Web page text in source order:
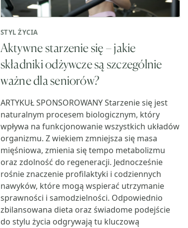
STYL ŻYCIA
Aktywne starzenie się – jakie
składniki odżywcze są szczególnie
ważne dla seniorów?
ARTYKUŁ SPONSOROWANY Starzenie się jest
naturalnym procesem biologicznym, który
wpływa na funkcjonowanie wszystkich układów
organizmu. Z wiekiem zmniejsza się masa
mięśniowa, zmienia się tempo metabolizmu
oraz zdolność do regeneracji. Jednocześnie
rośnie znaczenie profilaktyki i codziennych
nawyków, które mogą wspierać utrzymanie
sprawności i samodzielności. Odpowiednio
zbilansowana dieta oraz świadome podejście
do stylu życia odgrywają tu kluczową